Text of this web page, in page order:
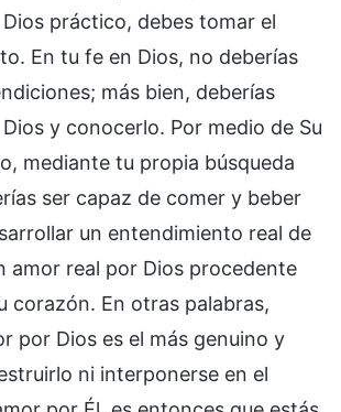
práctico, debes tomar el
En tu fe en Dios, no deberías
más bien, deberías
y conocerlo. Por medio de Su
mediante tu propia búsqueda
ser capaz de comer y beber
un entendimiento real de
amor real por Dios procedente
corazón. En otras palabras,
por Dios es el más genuino y
ni interponerse en el